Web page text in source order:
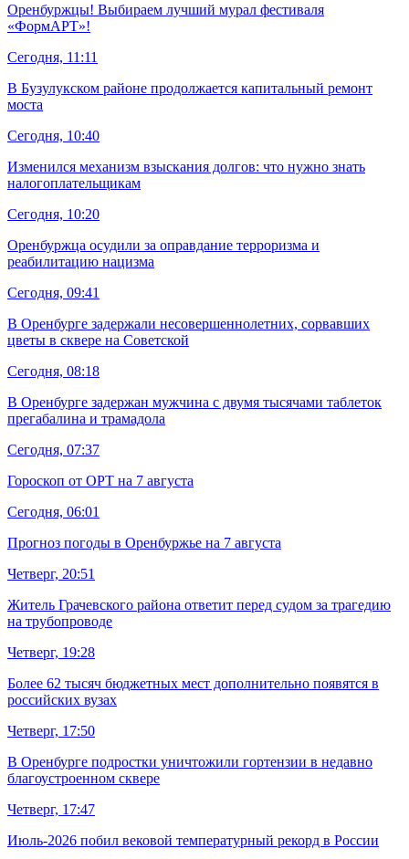
Оренбуржцы! Выбираем лучший мурал фестиваля
«ФормАРТ»!
Сегодня, 11:11
В Бузулукском районе продолжается капитальный ремонт
моста
Сегодня, 10:40
Изменился механизм взыскания долгов: что нужно знать
налогоплательщикам
Сегодня, 10:20
Оренбуржца осудили за оправдание терроризма и
реабилитацию нацизма
Сегодня, 09:41
В Оренбурге задержали несовершеннолетних, сорвавших
цветы в сквере на Советской
Сегодня, 08:18
В Оренбурге задержан мужчина с двумя тысячами таблеток
прегабалина и трамадола
Сегодня, 07:37
Гороскоп от ОРТ на 7 августа
Сегодня, 06:01
Прогноз погоды в Оренбуржье на 7 августа
Четверг, 20:51
Житель Грачевского района ответит перед судом за трагедию
на трубопроводе
Четверг, 19:28
Более 62 тысяч бюджетных мест дополнительно появятся в
российских вузах
Четверг, 17:50
В Оренбурге подростки уничтожили гортензии в недавно
благоустроенном сквере
Четверг, 17:47
Июль-2026 побил вековой температурный рекорд в России